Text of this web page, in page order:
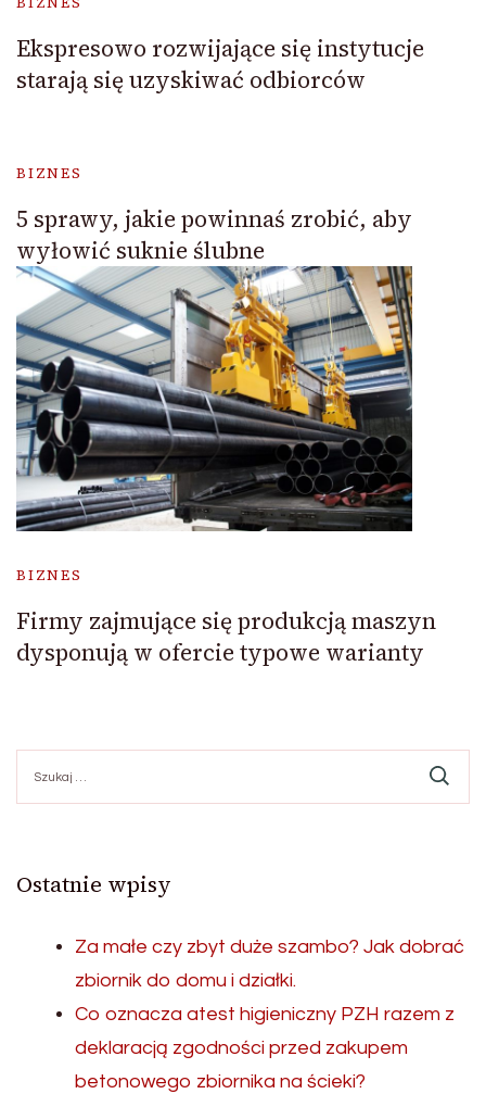
Ekspresowo rozwijające się instytucje
starają się uzyskiwać odbiorców
BIZNES
5 sprawy, jakie powinnaś zrobić, aby
wyłowić suknie ślubne
BIZNES
Firmy zajmujące się produkcją maszyn
dysponują w ofercie typowe warianty
Ostatnie wpisy
Za małe czy zbyt duże szambo? Jak dobrać
zbiornik do domu i działki.
Co oznacza atest higieniczny PZH razem z
deklaracją zgodności przed zakupem
betonowego zbiornika na ścieki?